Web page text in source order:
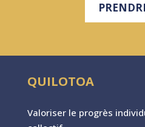
QUILOTOA
Valoriser le progrès